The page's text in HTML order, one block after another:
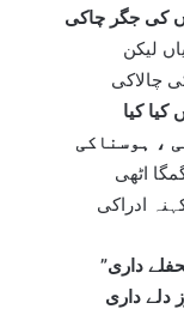
کی جگر چاکی
ليکن
چالاکی
کيا کيا
، ہوسناکی
اٹھی
ادراکی
داری
دلے داری